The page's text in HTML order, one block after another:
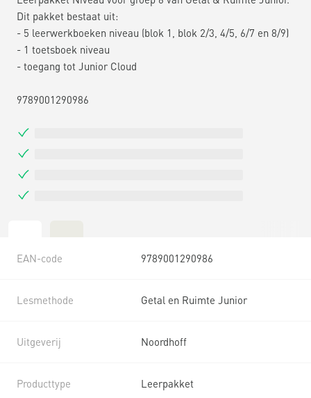
Dit pakket bestaat uit:
- 5 leerwerkboeken niveau (blok 1, blok 2/3, 4/5, 6/7 en 8/9)
- 1 toetsboek niveau
- toegang tot Junior Cloud
9789001290986
EAN-code 9789001290986
Lesmethode Getal en Ruimte Junior
Uitgeverij Noordhoff
Producttype Leerpakket